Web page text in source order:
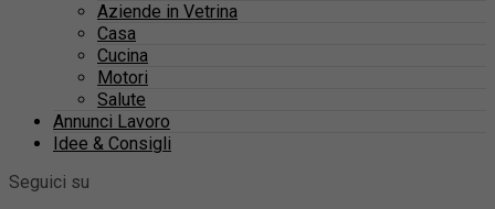
Aziende in Vetrina
Casa
Cucina
Motori
Salute
Annunci Lavoro
Idee & Consigli
Seguici su